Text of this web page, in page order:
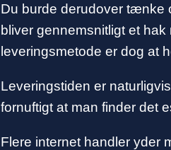
Du burde derudover tænke
bliver gennemsnitligt et
leveringsmetode er dog at
Leveringstiden er
fornuftigt at man finder det
Flere internet handler yder